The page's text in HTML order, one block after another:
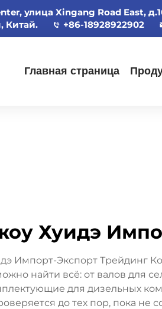
улица Xingang Road East,
Китай.
+86-18928922902
Главная страница
Хуидэ
Импорт-Экспорт Трейдинг
найти всё: от валов для
для дизельных
до тех пор, пока не